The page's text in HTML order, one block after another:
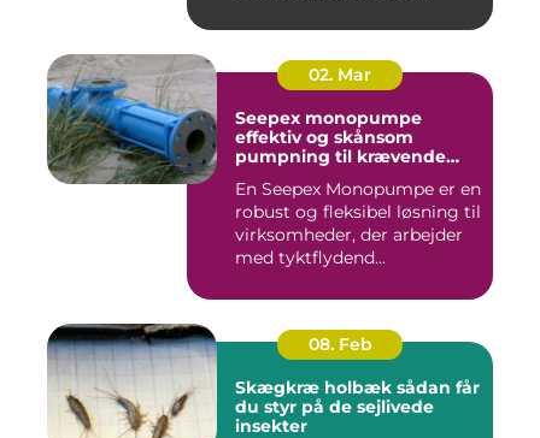
02. Mar
Seepex monopumpe
effektiv og skånsom
pumpning til krævende
En Seepex Monopumpe er en
robust og fleksibel løsning til
virksomheder, der arbejder
med tyktflydend...
08. Feb
Skægkræ holbæk sådan får
du styr på de sejlivede
insekter